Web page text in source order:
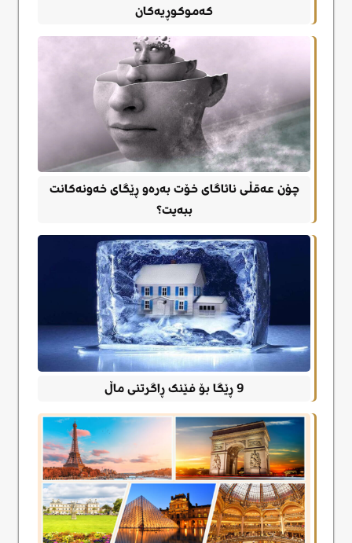
کەموکوڕیەکان
چۆن عەقڵی نائاگای خۆت بەرەو ڕێگای خەونەکانت
ببەیت؟
9 ڕێگا بۆ فێنک ڕاگرتنی ماڵ